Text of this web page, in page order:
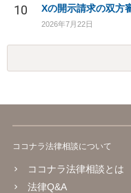
10
2026年7月22日
ココナラ法律相談について
ココナラ法律相談とは
法律Q&A